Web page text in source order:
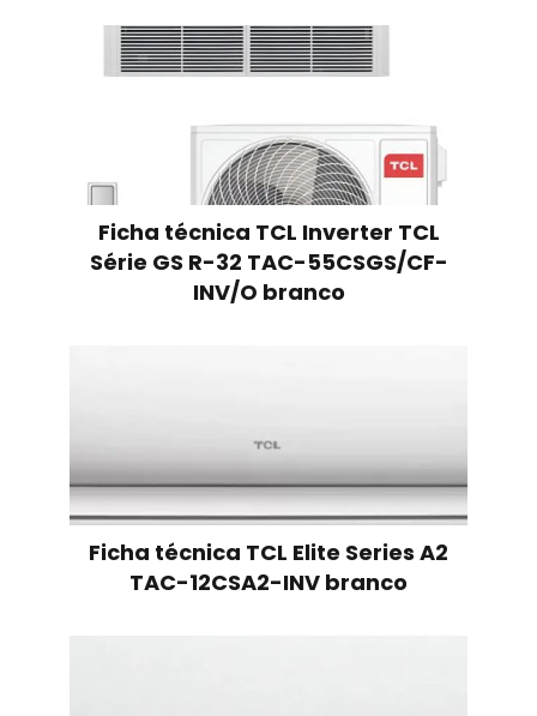
Ficha técnica TCL Inverter TCL
Série GS R-32 TAC-55CSGS/CF-
INV/O branco
Ficha técnica TCL Elite Series A2
TAC-12CSA2-INV branco